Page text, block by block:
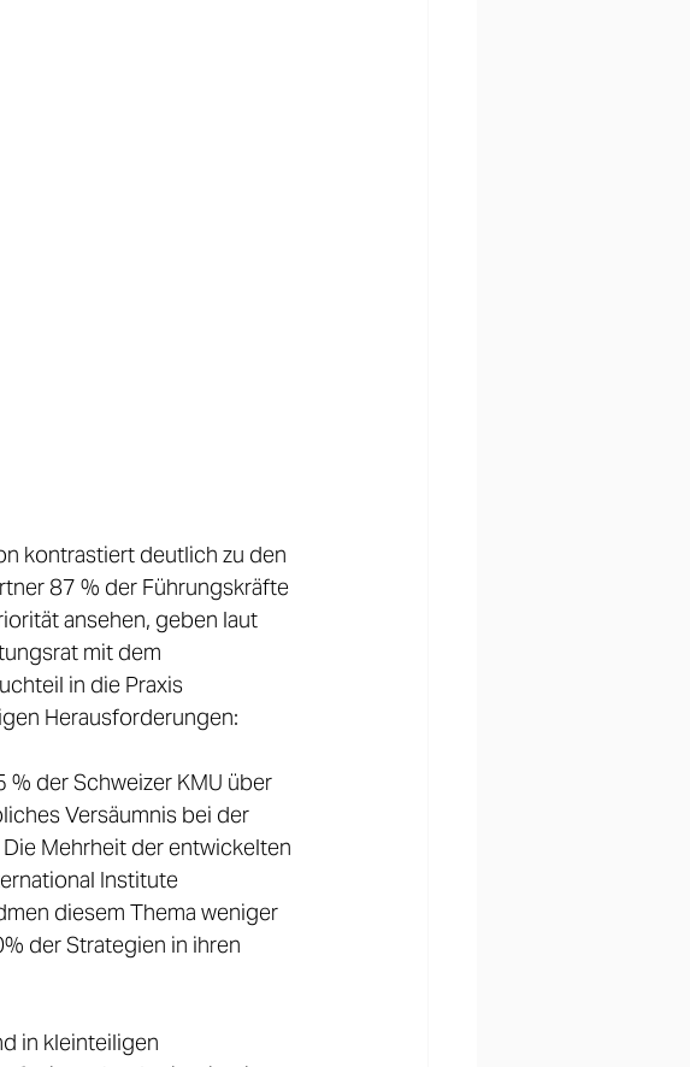
kontrastiert deutlich zu den
87 % der Führungskräfte
ansehen, geben laut
mit dem
in die Praxis
Herausforderungen:
% der Schweizer KMU über
Versäumnis bei der
Mehrheit der entwickelten
Institute
diesem Thema weniger
der Strategien in ihren
in kleinteiligen